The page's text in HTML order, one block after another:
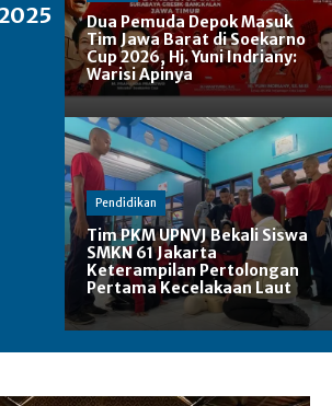
Dua Pemuda Depok Masuk
Tim Jawa Barat di Soekarno
Cup 2026, Hj. Yuni Indriany:
Warisi Apinya
Pendidikan
Tim PKM UPNVJ Bekali Siswa
SMKN 61 Jakarta
Keterampilan Pertolongan
Pertama Kecelakaan Laut